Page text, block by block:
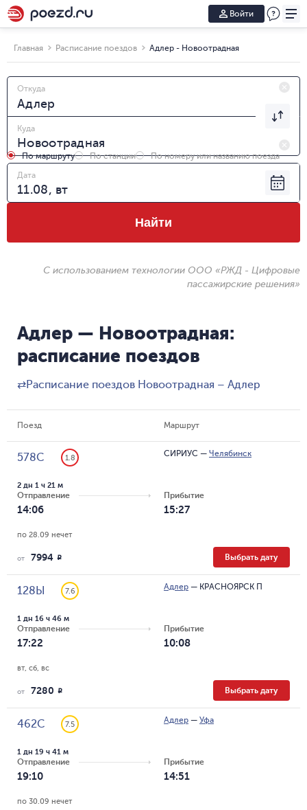
Войти
Главная Расписание поездов Адлер - Новоотрадная
Откуда
Куда
По маршруту По станции
По номеру или названию поезда
Дата
Найти
С использованием технологии ООО «РЖД - Цифровые
пассажирские решения»
Адлер — Новоотрадная:
расписание поездов
⇄Расписание поездов Новоотрадная – Адлер
Поезд Маршрут
578С 1.8 СИРИУС — Челябинск
Отправление
14:06
2 дн 1 ч 21 м
Прибытие
15:27
по 28.09 нечет
от 7994 R Выбрать дату
128Ы 7.6 Адлер — КРАСНОЯРСК П
Отправление
17:22
1 дн 16 ч 46 м
Прибытие
10:08
вт, сб, вс
от 7280 R Выбрать дату
462С 7.5 Адлер — Уфа
Отправление
19:10
1 дн 19 ч 41 м
Прибытие
14:51
по 30.09 нечет